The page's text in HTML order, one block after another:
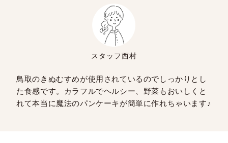
スタッフ西村
鳥取のきぬむすめが使用されているのでしっかりとし
た食感です。カラフルでヘルシー、野菜もおいしくと
れて本当に魔法のパンケーキが簡単に作れちゃいます♪